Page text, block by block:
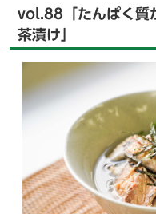
vol.88「たんぱく質
茶漬け」